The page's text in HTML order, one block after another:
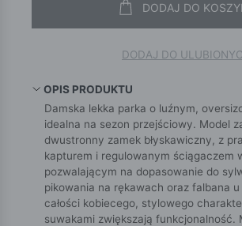
DODAJ DO
DODAJ DO
OPIS PRODUKTU
Damska lekka parka o luźnym,
idealna na sezon przejściowy. Model
dwustronny zamek błyskawiczny, z
kapturem i regulowanym ściągaczem
pozwalającym na dopasowanie do
pikowania na rękawach oraz falbana u
całości kobiecego, stylowego
suwakami zwiększają funkcjonalność.